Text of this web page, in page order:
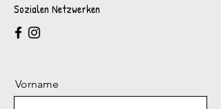
Sozialen Netzwerken
Vorname